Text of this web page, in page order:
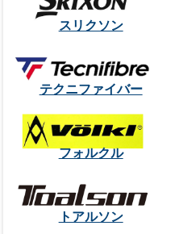
スリクソン
テクニファイバー
フォルクル
トアルソン